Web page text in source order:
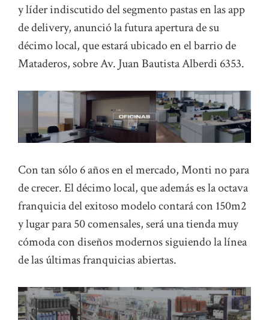
y líder indiscutido del segmento pastas en las app
de delivery, anunció la futura apertura de su
décimo local, que estará ubicado en el barrio de
Mataderos, sobre Av. Juan Bautista Alberdi 6353.
Con tan sólo 6 años en el mercado, Monti no para
de crecer. El décimo local, que además es la octava
franquicia del exitoso modelo contará con 150m2
y lugar para 50 comensales, será una tienda muy
cómoda con diseños modernos siguiendo la línea
de las últimas franquicias abiertas.